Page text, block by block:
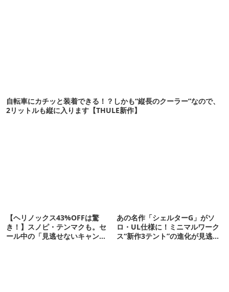
自転車にカチッと装着できる！？しかも“縦長のクーラー”なので、
2リットルも縦に入ります【THULE新作】
【ヘリノックス43%OFFは驚
き！】スノピ・テンマクも。セ
ール中の「見逃せないキャンプ
あの名作「シェルターG」がソ
ロ・UL仕様に！ミニマルワーク
ス“新作3テント”の進化が見逃せ